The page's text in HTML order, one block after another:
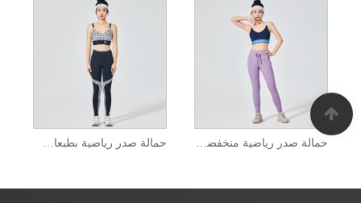
حمالة صدر رياضية منخفضة التأثير بحزام متباين باللون الأزرق الداكن